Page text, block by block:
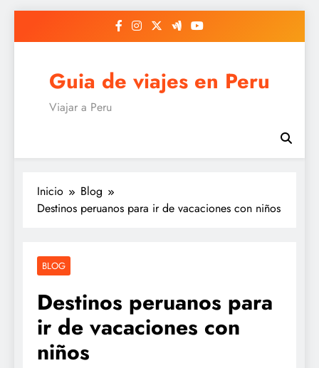
Guia de viajes en Peru
Viajar a Peru
Inicio
Blog
Destinos peruanos para ir de vacaciones con niños
BLOG
Destinos peruanos para
ir de vacaciones con
niños